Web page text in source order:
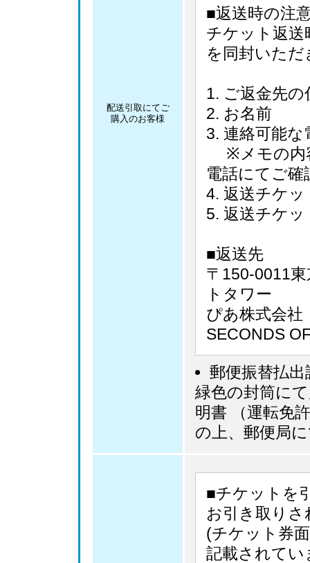
配送引取にてご
購入のお客様
■返送時の注
チケット返送
を同封いた
ご返金先の
お名前
連絡可能な
※メモの内
電話にてご
返送チケッ
返送チケッ
■返送先
〒150-0011
トタワー
ぴあ株式会
SECONDS
郵便振替払
緑色の封筒に
明書 （運転免
の上、郵便局
■チケットを
お引き取り
(チケット券
記載されてい